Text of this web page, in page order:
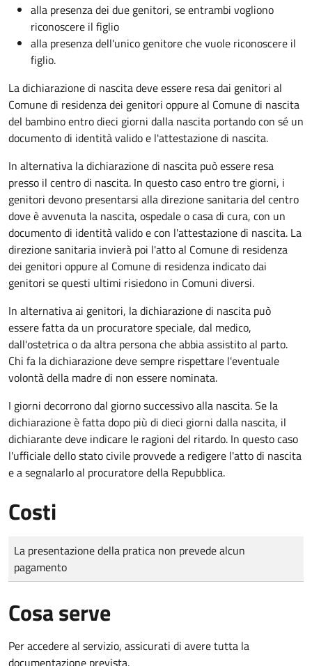
alla presenza dei due genitori, se entrambi vogliono
riconoscere il figlio
alla presenza dell'unico genitore che vuole riconoscere il
figlio.
La dichiarazione di nascita deve essere resa dai genitori al
Comune di residenza dei genitori oppure al Comune di nascita
del bambino entro dieci giorni dalla nascita portando con sé un
documento di identità valido e l'attestazione di nascita.
In alternativa la dichiarazione di nascita può essere resa
presso il centro di nascita. In questo caso entro tre giorni, i
genitori devono presentarsi alla direzione sanitaria del centro
dove è avvenuta la nascita, ospedale o casa di cura, con un
documento di identità valido e con l'attestazione di nascita. La
direzione sanitaria invierà poi l'atto al Comune di residenza
dei genitori oppure al Comune di residenza indicato dai
genitori se questi ultimi risiedono in Comuni diversi.
In alternativa ai genitori, la dichiarazione di nascita può
essere fatta da un procuratore speciale, dal medico,
dall'ostetrica o da altra persona che abbia assistito al parto.
Chi fa la dichiarazione deve sempre rispettare l'eventuale
volontà della madre di non essere nominata.
I giorni decorrono dal giorno successivo alla nascita. Se la
dichiarazione è fatta dopo più di dieci giorni dalla nascita, il
dichiarante deve indicare le ragioni del ritardo. In questo caso
l'ufficiale dello stato civile provvede a redigere l'atto di nascita
e a segnalarlo al procuratore della Repubblica.
Costi
Tipo di pagamento
Importo
La presentazione della pratica non prevede alcun
pagamento
Cosa serve
Per accedere al servizio, assicurati di avere tutta la
documentazione prevista.